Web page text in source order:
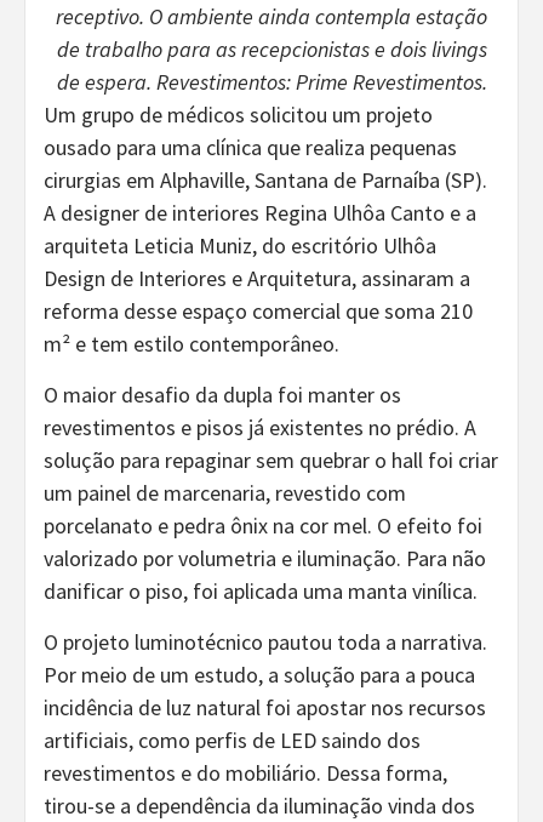
receptivo. O ambiente ainda contempla estação
de trabalho para as recepcionistas e dois livings
de espera. Revestimentos: Prime Revestimentos.
Um grupo de médicos solicitou um projeto
ousado para uma clínica que realiza pequenas
cirurgias em Alphaville, Santana de Parnaíba (SP).
A designer de interiores Regina Ulhôa Canto e a
arquiteta Leticia Muniz, do escritório Ulhôa
Design de Interiores e Arquitetura, assinaram a
reforma desse espaço comercial que soma 210
m² e tem estilo contemporâneo.
O maior desafio da dupla foi manter os
revestimentos e pisos já existentes no prédio. A
solução para repaginar sem quebrar o hall foi criar
um painel de marcenaria, revestido com
porcelanato e pedra ônix na cor mel. O efeito foi
valorizado por volumetria e iluminação. Para não
danificar o piso, foi aplicada uma manta vinílica.
O projeto luminotécnico pautou toda a narrativa.
Por meio de um estudo, a solução para a pouca
incidência de luz natural foi apostar nos recursos
artificiais, como perfis de LED saindo dos
revestimentos e do mobiliário. Dessa forma,
tirou-se a dependência da iluminação vinda dos